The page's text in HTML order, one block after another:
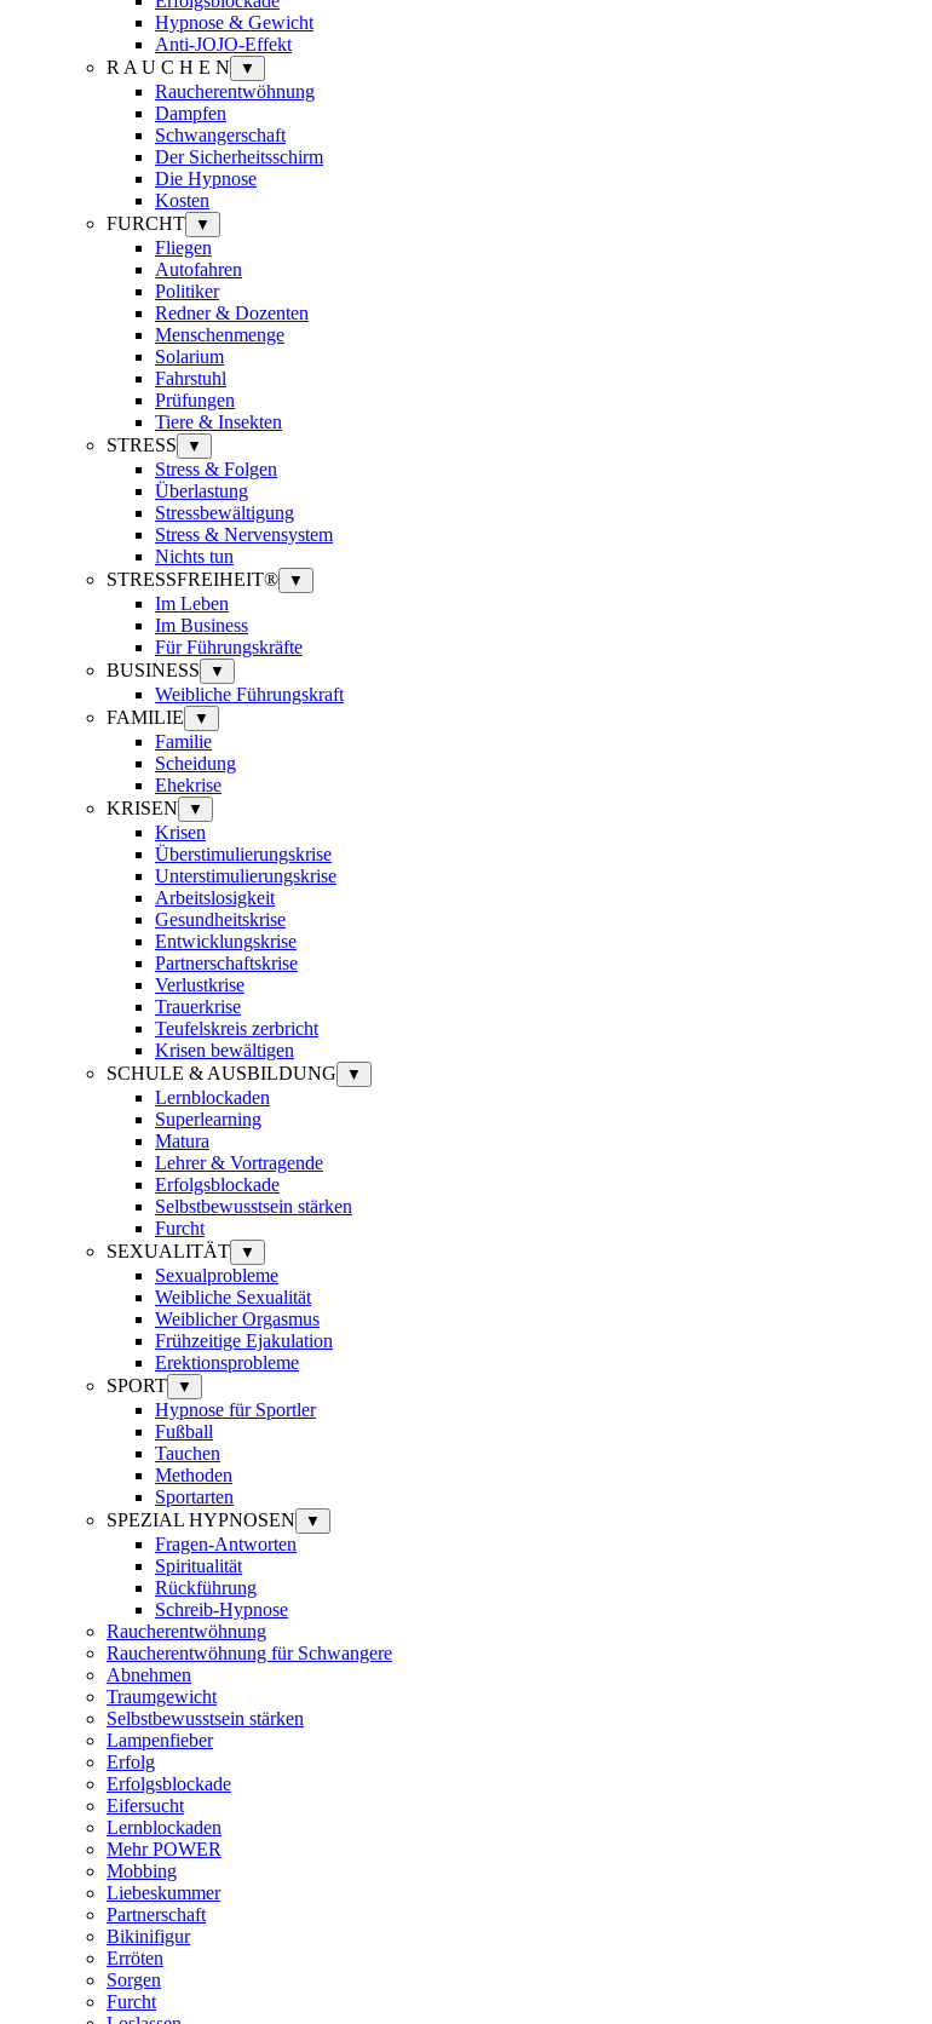
Hypnose & Gewicht
Anti-JOJO-Effekt
R A U C H E N
▼
Raucherentwöhnung
Dampfen
Schwangerschaft
Der Sicherheitsschirm
Die Hypnose
Kosten
FURCHT
▼
Fliegen
Autofahren
Politiker
Redner & Dozenten
Menschenmenge
Solarium
Fahrstuhl
Prüfungen
Tiere & Insekten
STRESS
▼
Stress & Folgen
Überlastung
Stressbewältigung
Stress & Nervensystem
Nichts tun
STRESSFREIHEIT®
▼
Im Leben
Im Business
Für Führungskräfte
BUSINESS
▼
Weibliche Führungskraft
FAMILIE
▼
Familie
Scheidung
Ehekrise
KRISEN
▼
Krisen
Überstimulierungskrise
Unterstimulierungskrise
Arbeitslosigkeit
Gesundheitskrise
Entwicklungskrise
Partnerschaftskrise
Verlustkrise
Trauerkrise
Teufelskreis zerbricht
Krisen bewältigen
SCHULE & AUSBILDUNG
▼
Lernblockaden
Superlearning
Matura
Lehrer & Vortragende
Erfolgsblockade
Selbstbewusstsein stärken
Furcht
SEXUALITÄT
▼
Sexualprobleme
Weibliche Sexualität
Weiblicher Orgasmus
Frühzeitige Ejakulation
Erektionsprobleme
SPORT
▼
Hypnose für Sportler
Fußball
Tauchen
Methoden
Sportarten
SPEZIAL HYPNOSEN
▼
Fragen-Antworten
Spiritualität
Rückführung
Schreib-Hypnose
Raucherentwöhnung
Raucherentwöhnung für Schwangere
Abnehmen
Traumgewicht
Selbstbewusstsein stärken
Lampenfieber
Erfolg
Erfolgsblockade
Eifersucht
Lernblockaden
Mehr POWER
Mobbing
Liebeskummer
Partnerschaft
Bikinifigur
Erröten
Sorgen
Furcht